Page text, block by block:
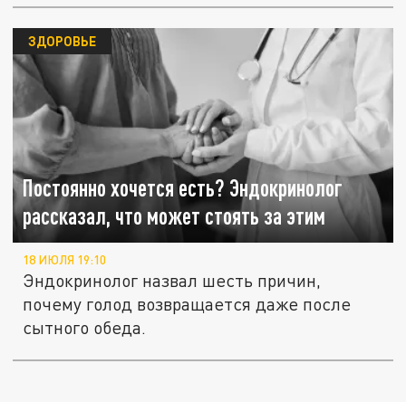
Постоянно хочется есть? Эндокринолог
рассказал, что может стоять за этим
ЗДОРОВЬЕ
18 ИЮЛЯ 19:10
Эндокринолог назвал шесть причин,
почему голод возвращается даже после
сытного обеда.